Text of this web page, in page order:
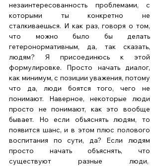
незаинтересованность проблемами, с
которыми ты конкретно не
сталкиваешься. И как раз, говоря о том,
что можно было бы делать
гетеронормативным, да, так сказать,
людям? Я присоединюсь к этой
формулировке. Просто начать диалог,
как минимум, с позиции уважения, потому
что да, люди боятся того, чего не
понимают. Наверное, некоторые люди
просто не понимают, как это вообще
бывает. Но если объяснять людям, то
появится шанс, и в этом плюс полового
воспитания по сути, да? Если людям
просто начать объяснять, что
существуют разные люди,